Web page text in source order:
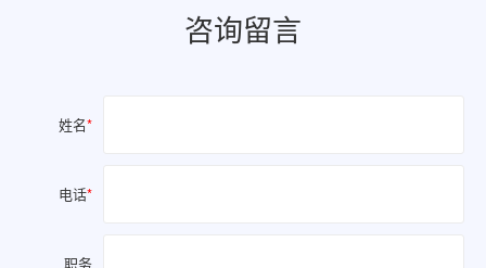
咨询留言
姓名*
电话*
职务